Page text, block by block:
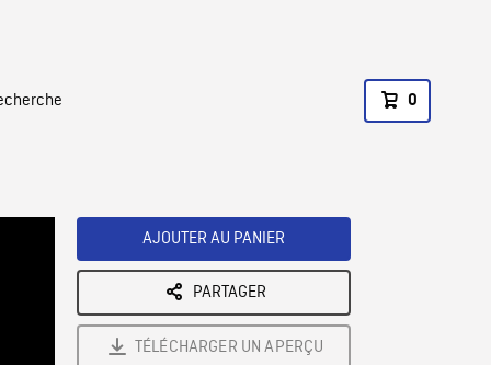
0
AJOUTER AU PANIER
PARTAGER
TÉLÉCHARGER UN APERÇU